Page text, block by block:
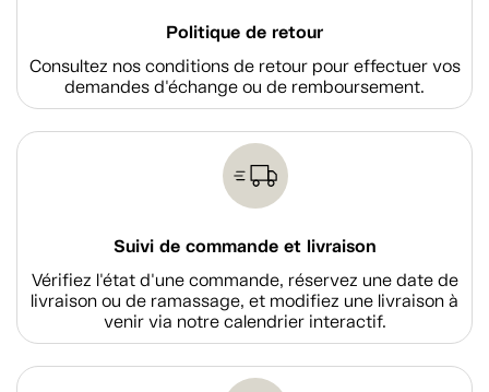
Politique de retour
Consultez nos conditions de retour pour effectuer vos
demandes d'échange ou de remboursement.
Suivi de commande et livraison
Vérifiez l'état d'une commande, réservez une date de
livraison ou de ramassage, et modifiez une livraison à
venir via notre calendrier interactif.